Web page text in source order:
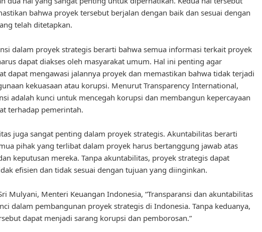
bahwa proyek tersebut berjalan dengan baik dan sesuai dengan
telah ditetapkan.
dalam proyek strategis berarti bahwa semua informasi terkait proyek
dapat diakses oleh masyarakat umum. Hal ini penting agar
dapat mengawasi jalannya proyek dan memastikan bahwa tidak terjadi
kekuasaan atau korupsi. Menurut Transparency International,
adalah kunci untuk mencegah korupsi dan membangun kepercayaan
terhadap pemerintah.
juga sangat penting dalam proyek strategis. Akuntabilitas berarti
pihak yang terlibat dalam proyek harus bertanggung jawab atas
keputusan mereka. Tanpa akuntabilitas, proyek strategis dapat
efisien dan tidak sesuai dengan tujuan yang diinginkan.
Mulyani, Menteri Keuangan Indonesia, “Transparansi dan akuntabilitas
dalam pembangunan proyek strategis di Indonesia. Tanpa keduanya,
dapat menjadi sarang korupsi dan pemborosan.”